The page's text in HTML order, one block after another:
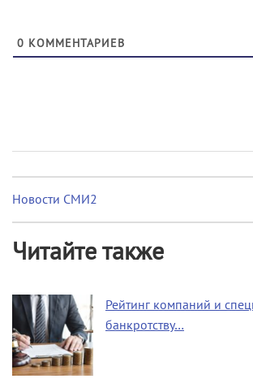
0 КОММЕНТАРИЕВ
Новости СМИ2
Читайте также
Рейтинг компаний и
банкротству…